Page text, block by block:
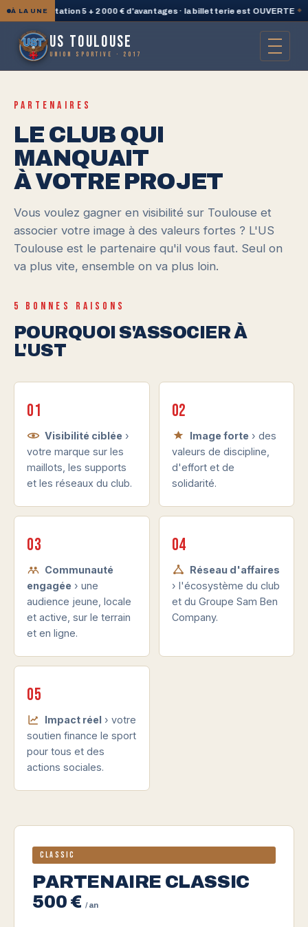
À LA UNE
une PlayStation 5 + 2 000 € d'avantages · la billetterie est OUVERTE ◆
US TOULOUSE
UNION SPORTIVE · 2017
PARTENAIRES
LE CLUB QUI
MANQUAIT
À VOTRE PROJET
Vous voulez gagner en visibilité sur Toulouse et
associer votre image à des valeurs fortes ? L'US
Toulouse est le partenaire qu'il vous faut. Seul on
va plus vite, ensemble on va plus loin.
5 BONNES RAISONS
POURQUOI S'ASSOCIER À
L'UST
01
Visibilité ciblée ›
votre marque sur les
maillots, les supports
et les réseaux du club.
02
Image forte › des
valeurs de discipline,
d'effort et de
solidarité.
03
Communauté
engagée › une
audience jeune, locale
et active, sur le terrain
et en ligne.
04
Réseau d'affaires
› l'écosystème du club
et du Groupe Sam Ben
Company.
05
Impact réel › votre
soutien finance le sport
pour tous et des
actions sociales.
Classic
PARTENAIRE CLASSIC
500 € / an